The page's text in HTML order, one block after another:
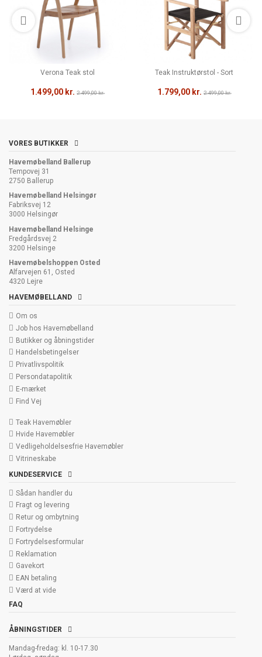
Verona Teak stol
1.499,00 kr. 2.499,00 kr.
Teak Instruktørstol - Sort
1.799,00 kr. 2.499,00 kr.
VORES BUTIKKER
Havemøbelland Ballerup
Tempovej 31
2750 Ballerup
Havemøbelland Helsingør
Fabriksvej 12
3000 Helsingør
Havemøbelland Helsinge
Fredgårdsvej 2
3200 Helsinge
Havemøbelshoppen Osted
Alfarvejen 61, Osted
4320 Lejre
HAVEMØBELLAND
Om os
Job hos Havemøbelland
Butikker og åbningstider
Handelsbetingelser
Privatlivspolitik
Persondatapolitik
E-mærket
Find Vej
Teak Havemøbler
Hvide Havemøbler
Vedligeholdelsesfrie Havemøbler
Vitrineskabe
KUNDESERVICE
Sådan handler du
Fragt og levering
Retur og ombytning
Fortrydelse
Fortrydelsesformular
Reklamation
Gavekort
EAN betaling
Værd at vide
FAQ
ÅBNINGSTIDER
Mandag-fredag: kl. 10-17.30